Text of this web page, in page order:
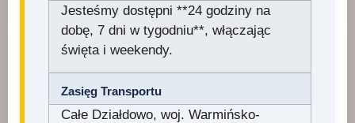
Jesteśmy dostępni **24 godziny na
dobę, 7 dni w tygodniu**, włączając
święta i weekendy.
Zasięg Transportu
Całe Działdowo, woj. Warmińsko-